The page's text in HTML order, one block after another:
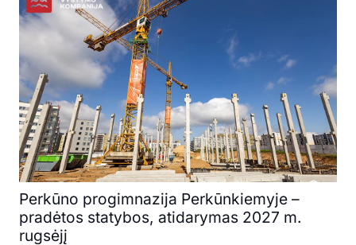
Perkūno progimnazija Perkūnkiemyje –
pradėtos statybos, atidarymas 2027 m.
rugsėjį